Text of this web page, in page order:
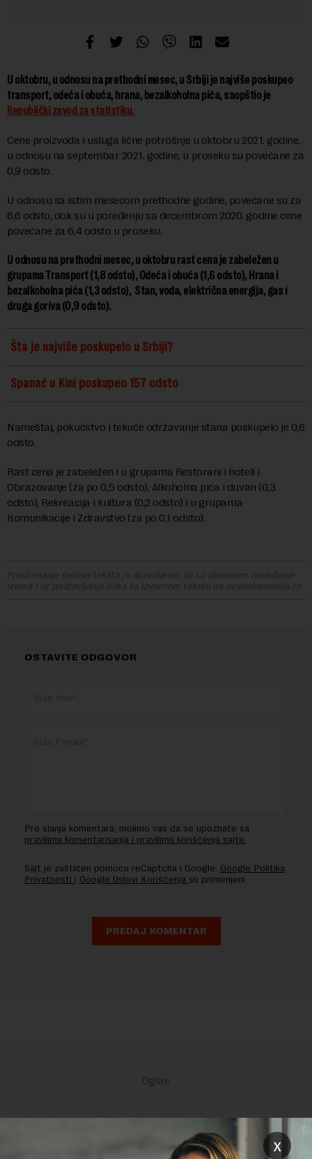
U oktobru, u odnosu na prethodni mesec, u Srbiji je najviše poskupeo
transport, odeća i obuća, hrana, bezalkoholna pića, saopštio je
Republički zavod za statistiku.
Cene proizvoda i usluga lične potrošnje u oktobru 2021. godine,
u odnosu na septembar 2021. godine, u proseku su povećane za
0,9 odsto.
U odnosu sa istim mesecom prethodne godine, povećane su za
6,6 odsto, dok su u poređenju sa decembrom 2020. godine cene
povećane za 6,4 odsto u proseku.
U odnosu na prethodni mesec, u oktobru rast cena je zabeležen u
grupama Transport (1,8 odsto), Odeća i obuća (1,6 odsto), Hrana i
bezalkoholna pića (1,3 odsto), Stan, voda, električna energija, gas i
druga goriva (0,9 odsto).
Šta je najviše poskupelo u Srbiji?
Spanać u Kini poskupeo 157 odsto
Nameštaj, pokućstvo i tekuće održavanje stana poskupelo je 0,6
odsto.
Rast cena je zabeležen i u grupama Restorani i hoteli i
Obrazovanje (za po 0,5 odsto), Alkoholna pića i duvan (0,3
odsto), Rekreacija i kultura (0,2 odsto) i u grupama
Кomunikacije i Zdravstvo (za po 0,1 odsto).
Preuzimanje delova teksta je dozvoljeno, ali uz obavezno navođenje
izvora i uz postavljanje linka ka izvornom tekstu na novaekonomija.rs
OSTAVITE ODGOVOR
Pre slanja komentara, molimo vas da se upoznate sa
pravilima komentarisanja i pravilima korišćenja sajta.
Sajt je zaštićen pomocu reCaptcha i Google. Google Politika
Privatnosti i Google Uslovi Korišćenja su primenjeni.
x